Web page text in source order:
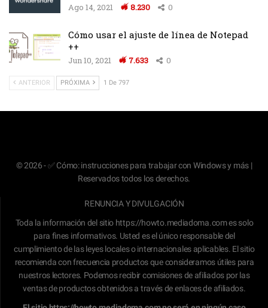
Ago 14, 2021 8.230 0
Cómo usar el ajuste de línea de Notepad
++
Jun 10, 2021 7.633 0
ANTERIOR PRÓXIMA 1 De 797
© 2026 - ✅ Cómo: instrucciones para trabajar con Windows y más |
Reservados todos los derechos.
RENUNCIA Y DIVULGACIÓN
Toda la información del sitio https://howto.mediadoma.comes solo
para fines informativos. Usted es el único responsable del
cumplimiento de las leyes locales o internacionales aplicables. El sitio
recomienda con frecuencia productos que consideramos útiles para
nuestros lectores. Podemos recibir comisiones de afiliados por las
ventas de productos obtenidos a través de enlaces de afiliados.